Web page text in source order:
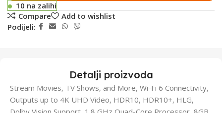
10 na zalihi
Compare
Add to wishlist
Podijeli:
Detalji proizvoda
Stream Movies, TV Shows, and More, Wi-Fi 6 Connectivity,
Outputs up to 4K UHD Video, HDR10, HDR10+, HLG,